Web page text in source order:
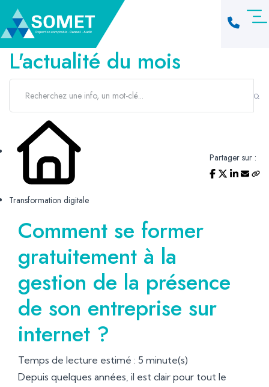
L'actualité du mois
Transformation digitale
Partager sur :
Comment se former
gratuitement à la
gestion de la présence
de son entreprise sur
internet ?
Temps de lecture estimé : 5 minute(s)
Depuis quelques années, il est clair pour tout le